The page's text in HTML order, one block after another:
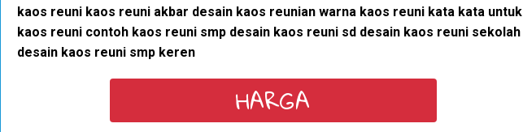
kaos reuni kaos reuni akbar desain kaos reunian warna kaos reuni kata kata untuk
kaos reuni contoh kaos reuni smp desain kaos reuni sd desain kaos reuni sekolah
desain kaos reuni smp keren
HARGA